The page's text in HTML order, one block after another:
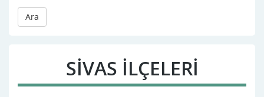
Ara
SIVAS İLÇELERİ